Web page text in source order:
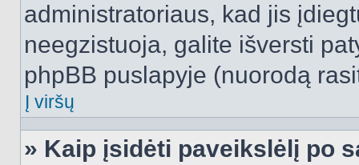
administratoriaus, kad jis
neegzistuoja, galite išversti
phpBB puslapyje (nuorodą
Į viršų
» Kaip įsidėti paveikslėlį po